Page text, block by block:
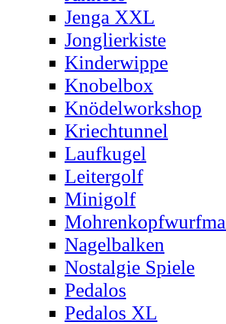
Jenga XXL
Jonglierkiste
Kinderwippe
Knobelbox
Knödelworkshop
Kriechtunnel
Laufkugel
Leitergolf
Minigolf
Nagelbalken
Nostalgie Spiele
Pedalos
Pedalos XL